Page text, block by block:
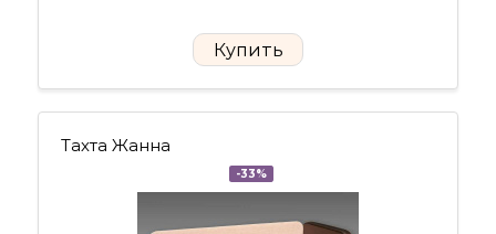
Купить
Тахта Жанна
-33%